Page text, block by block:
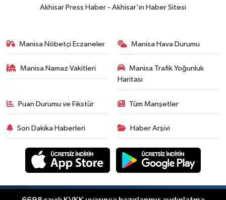
Akhisar Press Haber - Akhisar'ın Haber Sitesi
Manisa Nöbetçi Eczaneler Manisa Hava Durumu
Manisa Namaz Vakitleri
Manisa Trafik Yoğunluk
Haritası
Puan Durumu ve Fikstür Tüm Manşetler
Son Dakika Haberleri Haber Arşivi